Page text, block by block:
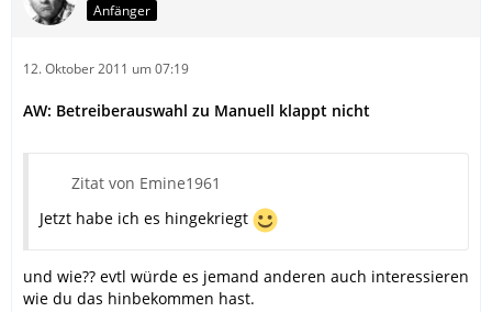
Anfänger
12. Oktober 2011 um 07:19
AW: Betreiberauswahl zu Manuell klappt nicht
Zitat von Emine1961
Jetzt habe ich es hingekriegt
und wie?? evtl würde es jemand anderen auch interessieren
wie du das hinbekommen hast.